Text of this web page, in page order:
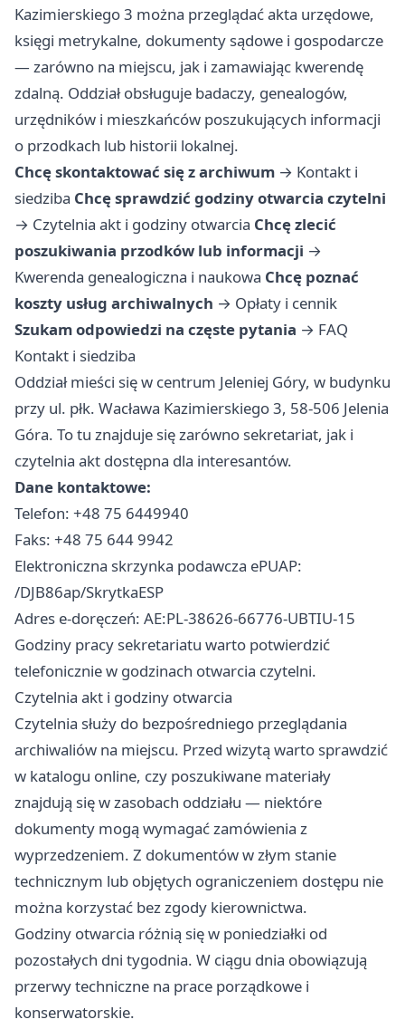
Kazimierskiego 3 można przeglądać akta urzędowe,
księgi metrykalne, dokumenty sądowe i gospodarcze
— zarówno na miejscu, jak i zamawiając kwerendę
zdalną. Oddział obsługuje badaczy, genealogów,
urzędników i mieszkańców poszukujących informacji
o przodkach lub historii lokalnej.
Chcę skontaktować się z archiwum → Kontakt i
siedziba Chcę sprawdzić godziny otwarcia czytelni
→ Czytelnia akt i godziny otwarcia Chcę zlecić
poszukiwania przodków lub informacji →
Kwerenda genealogiczna i naukowa Chcę poznać
koszty usług archiwalnych → Opłaty i cennik
Szukam odpowiedzi na częste pytania → FAQ
Kontakt i siedziba
Oddział mieści się w centrum Jeleniej Góry, w budynku
przy ul. płk. Wacława Kazimierskiego 3, 58-506 Jelenia
Góra. To tu znajduje się zarówno sekretariat, jak i
czytelnia akt dostępna dla interesantów.
Dane kontaktowe:
Telefon: +48 75 6449940
Faks: +48 75 644 9942
Elektroniczna skrzynka podawcza ePUAP:
/DJB86ap/SkrytkaESP
Adres e-doręczeń: AE:PL-38626-66776-UBTIU-15
Godziny pracy sekretariatu warto potwierdzić
telefonicznie w godzinach otwarcia czytelni.
Czytelnia akt i godziny otwarcia
Czytelnia służy do bezpośredniego przeglądania
archiwaliów na miejscu. Przed wizytą warto sprawdzić
w katalogu online, czy poszukiwane materiały
znajdują się w zasobach oddziału — niektóre
dokumenty mogą wymagać zamówienia z
wyprzedzeniem. Z dokumentów w złym stanie
technicznym lub objętych ograniczeniem dostępu nie
można korzystać bez zgody kierownictwa.
Godziny otwarcia różnią się w poniedziałki od
pozostałych dni tygodnia. W ciągu dnia obowiązują
przerwy techniczne na prace porządkowe i
konserwatorskie.